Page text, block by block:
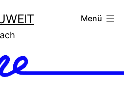
Menü